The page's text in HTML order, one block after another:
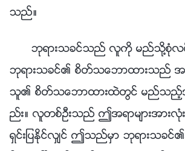
သည္။
ဘုရားသခင္သည္ လူကို မည္သို႔စုံလ
ဘုရားသခင္၏ စိတ္သေဘာထားသည္
သူ၏ စိတ္သေဘာထားထဲတြင္ မည္သည့္အ
ည္း။ လူတစ္ဦးသည္ ဤအရာမ်ားအား
ရွင္းျပႏိုင္လွ်င္ ဤသည္မွာ ဘုရားသခင္၏န